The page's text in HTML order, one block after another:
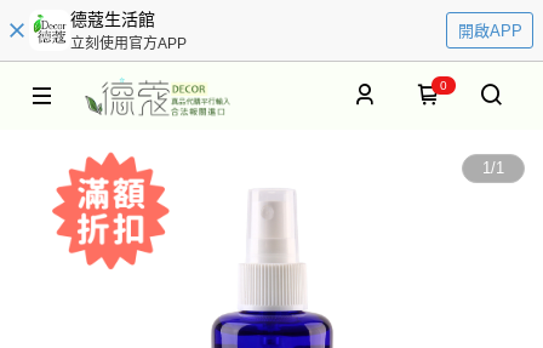
德蔻生活館
立刻使用官方APP
開啟APP
0
1/1